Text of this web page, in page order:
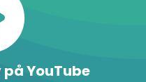
YouTube